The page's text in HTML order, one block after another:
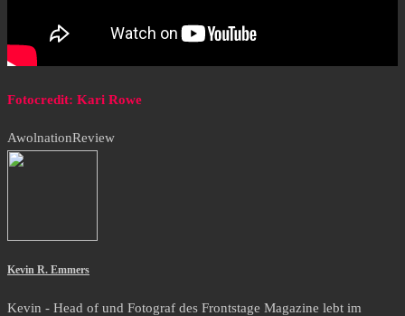
Fotocredit: Kari Rowe
AwolnationReview
Kevin R. Emmers
Kevin - Head of und Fotograf des Frontstage Magazine lebt im